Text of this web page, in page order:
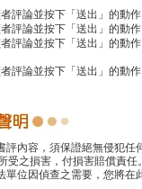
評論並按下「送出」的動
評論並按下「送出」的動
評論並按下「送出」的動
評論並按下「送出」的動
評內容，須保證絕無侵犯
之損害，付損害賠償責任
單位因偵查之需要，您將